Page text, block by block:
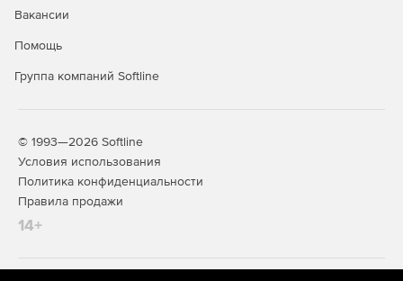
Вакансии
Помощь
Группа компаний Softline
© 1993—2026 Softline
Условия использования
Политика конфиденциальности
Правила продажи
14+